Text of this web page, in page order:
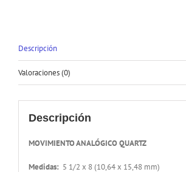
Descripción
Valoraciones (0)
Descripción
MOVIMIENTO ANALÓGICO QUARTZ
Medidas: 5 1/2 x 8 (10,64 x 15,48 mm)